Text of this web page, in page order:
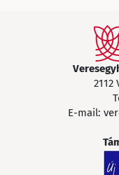
2112
E-mail: